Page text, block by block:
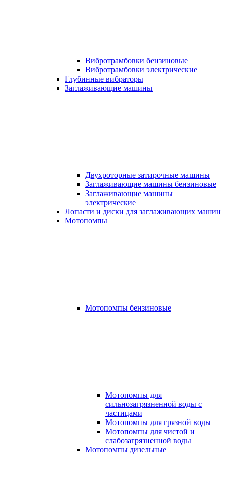
Вибротрамбовки бензиновые
Вибротрамбовки электрические
Глубинные вибраторы
Заглаживающие машины
Двухроторные затирочные машины
Заглаживающие машины бензиновые
Заглаживающие машины
электрические
Лопасти и диски для заглаживающих машин
Мотопомпы
Мотопомпы бензиновые
Мотопомпы для
сильнозагрязненной воды с
частицами
Мотопомпы для грязной воды
Мотопомпы для чистой и
слабозагрязненной воды
Мотопомпы дизельные